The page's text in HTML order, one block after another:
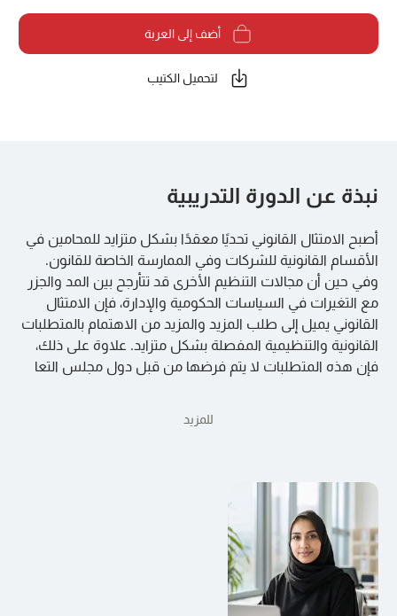
أضف إلى العربة
لتحميل الكتيب
نبذة عن الدورة التدريبية
أصبح الامتثال القانوني تحديًا معقدًا بشكل متزايد للمحامين في
الأقسام القانونية للشركات وفي الممارسة الخاصة للقانون.
وفي حين أن مجالات التنظيم الأخرى قد تتأرجح بين المد والجزر
مع التغيرات في السياسات الحكومية والإدارة، فإن الامتثال
القانوني يميل إلى طلب المزيد والمزيد من الاهتمام بالمتطلبات
القانونية والتنظيمية المفصلة بشكل متزايد. علاوة على ذلك،
فإن هذه المتطلبات لا يتم فرضها من قبل دول مجلس التعا
للمزيد